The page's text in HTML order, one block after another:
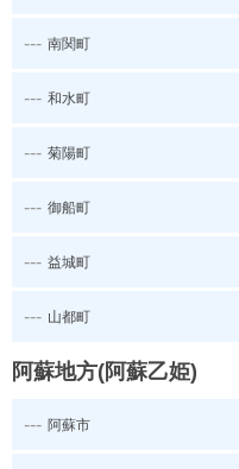
--- 南関町
--- 和水町
--- 菊陽町
--- 御船町
--- 益城町
--- 山都町
阿蘇地方(阿蘇乙姫)
--- 阿蘇市